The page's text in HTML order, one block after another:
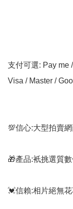
支付可選: Pay me
Visa / Master /
💯信心:大型拍賣
🎁產品:衹挑選質
💓信賴:相片絕無